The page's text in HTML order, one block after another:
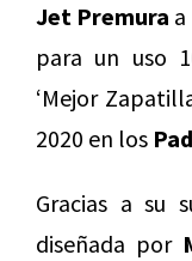
Jet Premura
para un uso
‘Mejor
2020 en los
Gracias a su
diseñada por